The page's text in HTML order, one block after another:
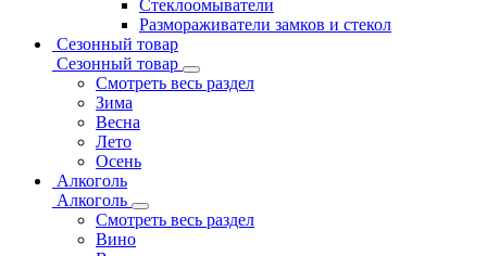
Стеклоомыватели
Размораживатели замков и стекол
Сезонный товар
Сезонный товар
Смотреть весь раздел
Зима
Весна
Лето
Осень
Алкоголь
Алкоголь
Смотреть весь раздел
Вино